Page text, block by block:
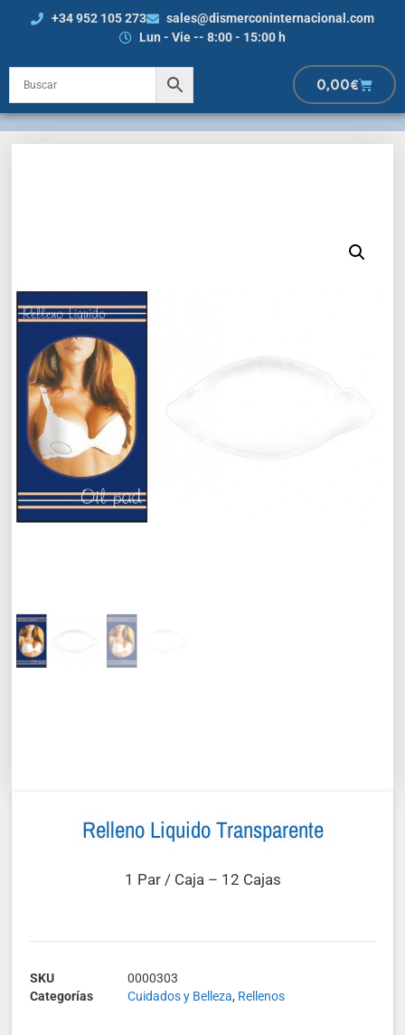
+34 952 105 273
sales@dismerconinternacional.com
Lun - Vie -- 8:00 - 15:00 h
0,00€
Relleno Liquido Transparente
1 Par / Caja – 12 Cajas
SKU
0000303
Categorías
Cuidados y Belleza, Rellenos